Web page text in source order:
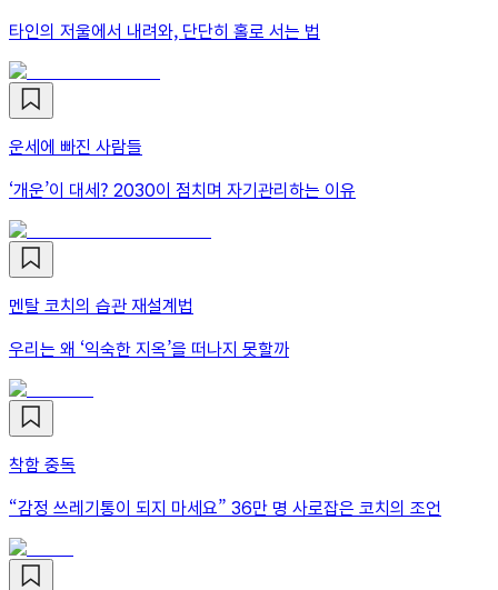
타인의 저울에서 내려와, 단단히 홀로 서는 법
운세에 빠진 사람들
‘개운’이 대세? 2030이 점치며 자기관리하는 이유
멘탈 코치의 습관 재설계법
우리는 왜 ‘익숙한 지옥’을 떠나지 못할까
착함 중독
“감정 쓰레기통이 되지 마세요” 36만 명 사로잡은 코치의 조언